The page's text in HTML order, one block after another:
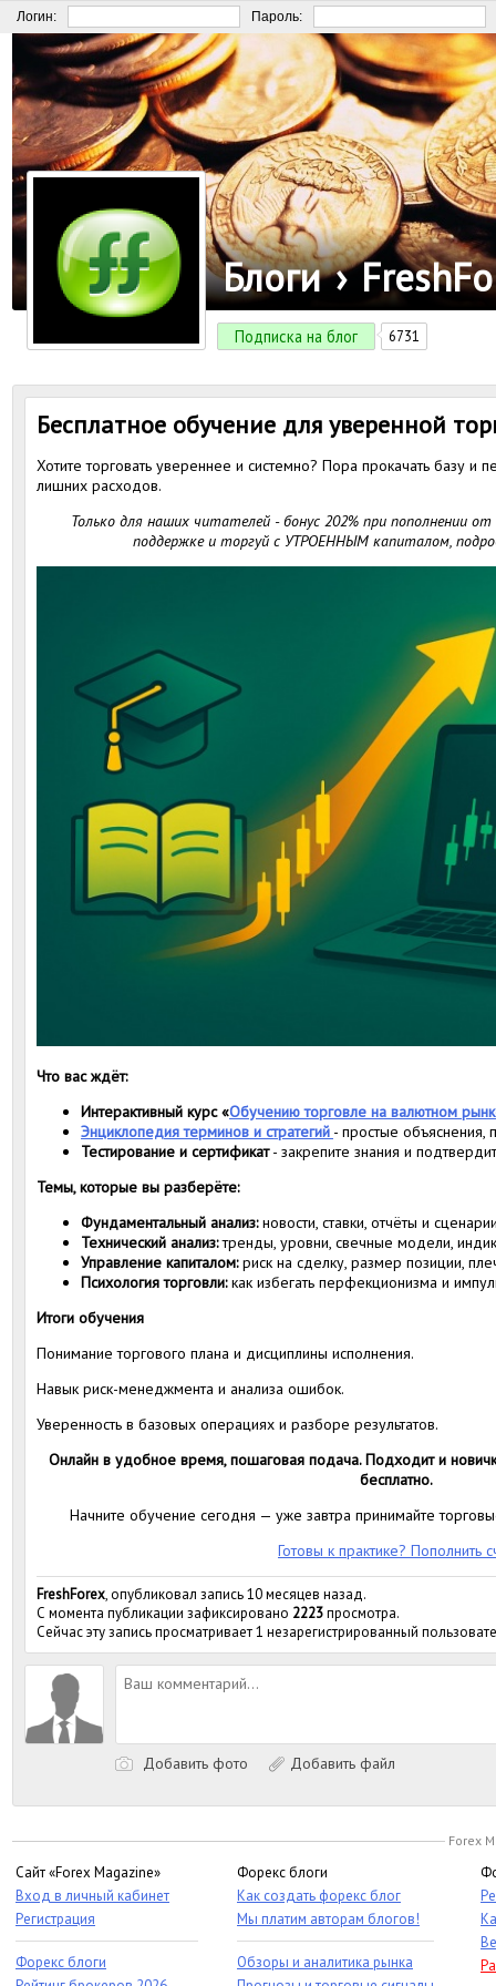
Логин: Пароль:
Блоги ›
Подписка на блог 6731
Бесплатное обучение для уверенной
Хотите торговать увереннее и системно? Пора прокачать базу и
лишних расходов.
Только для наших читателей - бонус 202% при пополнении
поддержке и торгуй с УТРОЕННЫМ капиталом,
Что вас ждёт:
Интерактивный курс «Обучению торговле на валютном
Энциклопедия терминов и стратегий - простые объяснения,
Тестирование и сертификат- закрепите знания и
Темы, которые вы разберёте:
Фундаментальный анализ:новости, ставки, отчёты и
Технический анализ:тренды, уровни, свечные модели,
Управление капиталом:риск на сделку, размер позиции,
Психология торговли:как избегать перфекционизма и
Итоги обучения
Понимание торгового плана и дисциплины исполнения.
Навык риск-менеджмента и анализа ошибок.
Уверенность в базовых операциях и разборе результатов.
Онлайн в удобное время, пошаговая подача. Подходит и
бесплатно.
Начните обучение сегодня — уже завтра принимайте
Готовы к практике? Пополнить
FreshForex, опубликовал запись 10 месяцев назад.
С момента публикации зафиксировано 2223просмотра.
Сейчас эту запись просматривает 1 незарегистрированный
Добавить фото Добавить файл
Forex
Сайт «Forex Magazine»
Вход в личный кабинет
Регистрация
Форекс блоги
Форекс блоги
Как создать форекс блог
Мы платим авторам блогов!
Обзоры и аналитика рынка